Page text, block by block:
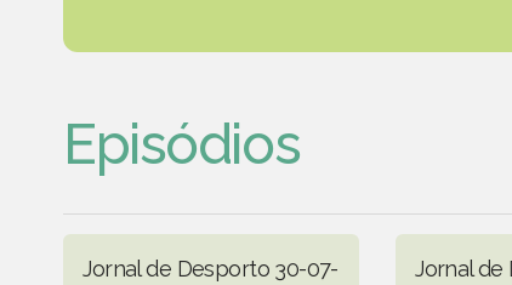
Episódios
Jornal de Desporto 30-07-
Jornal de